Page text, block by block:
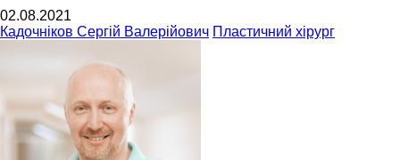
02.08.2021
Кадочніков Сергій Валерійович Пластичний хірург